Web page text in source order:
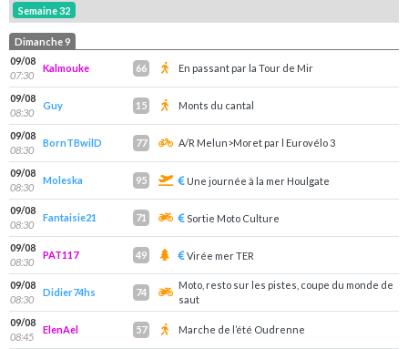
Semaine 32
Dimanche 9
09/08
07:30
Kalmouke 66 En passant par la Tour de Mir
09/08
08:30
Guy 15 Monts du cantal
09/08
08:30
BornTBwilD 77 A/R Melun>Moret par l Eurovélo 3
09/08
08:30
Moleska 95 Une journée à la mer Houlgate
09/08
08:30
Fantaisie21 71 Sortie Moto Culture
09/08
08:30
PAT117 49 Virée mer TER
09/08
08:30
Didier74hs 74
Moto, resto sur les pistes, coupe du monde de
saut
09/08
08:45
ElenAel 57 Marche de l’été Oudrenne